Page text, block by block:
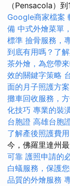
（Pensacola）
Google商家檔案
備 中式外燴菜單
標準 撿骨服務，
到底有用嗎？了
茶外燴，為您帶
效的關鍵字策略
面的月子照護方案
攤車回收服務，
化技巧 專業的裝
台胞證 高雄台胞
了解產後照護費用
今，佛羅里達州
可靠 護照申請的
白蟻服務，保護
品質的外燴服務